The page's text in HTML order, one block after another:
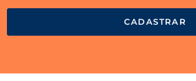
CADASTRAR